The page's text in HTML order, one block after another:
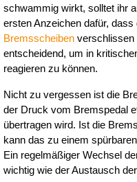
schwammig wirkt, solltet ihr
Bremsscheiben verschlissen
entscheidend, um in
reagieren zu können.
Nicht zu vergessen ist die
der Druck vom Bremspedal
übertragen wird. Ist die
kann das zu einem
Ein regelmäßiger Wechsel
wichtig wie der Austausch